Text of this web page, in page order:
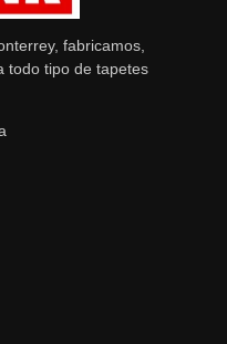
fabricamos,
todo tipo de tapetes